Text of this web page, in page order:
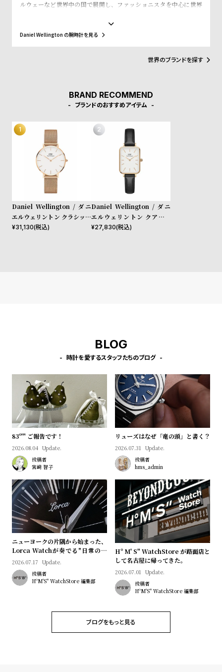
s
p
l
ド
保
プ
ラ
ス
サ
ビ
ス
よ
く
あ
る
質
お
問
い
合
わ
ルウェーなど世界中の国で展開し、ファッショニスタを中心に世界
ス、好みに応じて付け替えられる豊富なカラーのレザーやNATO タ
イプベルトというトレンドスタイルを築き、ファッションウォッチ
界に革命をもたらしました。スウェーデンにおけるシンプルでタイ
ムレスなデザインとイギリスの伝統的で紳士的なスタイルの融合
が、高級感を演出し、ミニマリズムが時代を超えて愛されるデザイ
Daniel Wellington の腕時計を見る
世界のブランドを探す
BRAND RECOMMEND
ブランドのおすすめアイテム
Daniel Wellington / ダニ
エルウェリントン クラシック
ペティット メルローズ ロー
¥31,130(税込)
Daniel Wellington / ダニ
エルウェリントン クアドロ
シェフィールド ローズゴール
¥27,830(税込)
BLOG
時計を愛するスタッフたちのブログ
83º'" ご報告です！
2026.08.04 Update.
投稿者
宮﨑 智子
リューズはなぜ「竜の頭」と書く？
2026.07.31 Update.
投稿者
hms_admin
ニューヨークの片隅から始まった、
Lorca Watchが奏でる"日常のロ
マン"｜Brand Picks #08
2026.07.17 Update.
投稿者
HºM'S" WatchStore 編集部
Hº M' S" WatchStore が路面店と
して名古屋に帰ってきた。
2026.07.01 Update.
投稿者
HºM'S" WatchStore 編集部
ブログをもっと見る